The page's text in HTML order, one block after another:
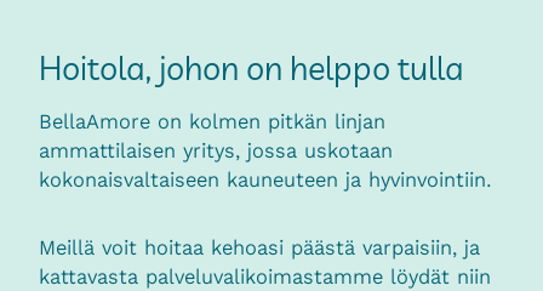
Hoitola, johon on helppo tulla
BellaAmore on kolmen pitkän linjan
ammattilaisen yritys, jossa uskotaan
kokonaisvaltaiseen kauneuteen ja hyvinvointiin.
Meillä voit hoitaa kehoasi päästä varpaisiin, ja
kattavasta palveluvalikoimastamme löydät niin